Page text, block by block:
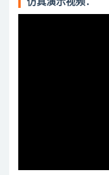
仿真演示视频：